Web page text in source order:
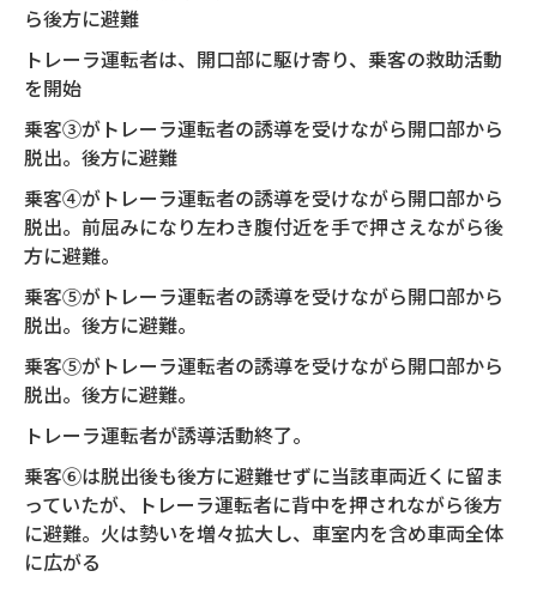
ら後方に避難
トレーラ運転者は、開口部に駆け寄り、乗客の救助活動
を開始
乗客③がトレーラ運転者の誘導を受けながら開口部から
脱出。後方に避難
乗客④がトレーラ運転者の誘導を受けながら開口部から
脱出。前屈みになり左わき腹付近を手で押さえながら後
方に避難。
乗客⑤がトレーラ運転者の誘導を受けながら開口部から
脱出。後方に避難。
乗客⑤がトレーラ運転者の誘導を受けながら開口部から
脱出。後方に避難。
トレーラ運転者が誘導活動終了。
乗客⑥は脱出後も後方に避難せずに当該車両近くに留ま
っていたが、トレーラ運転者に背中を押されながら後方
に避難。火は勢いを増々拡大し、車室内を含め車両全体
に広がる